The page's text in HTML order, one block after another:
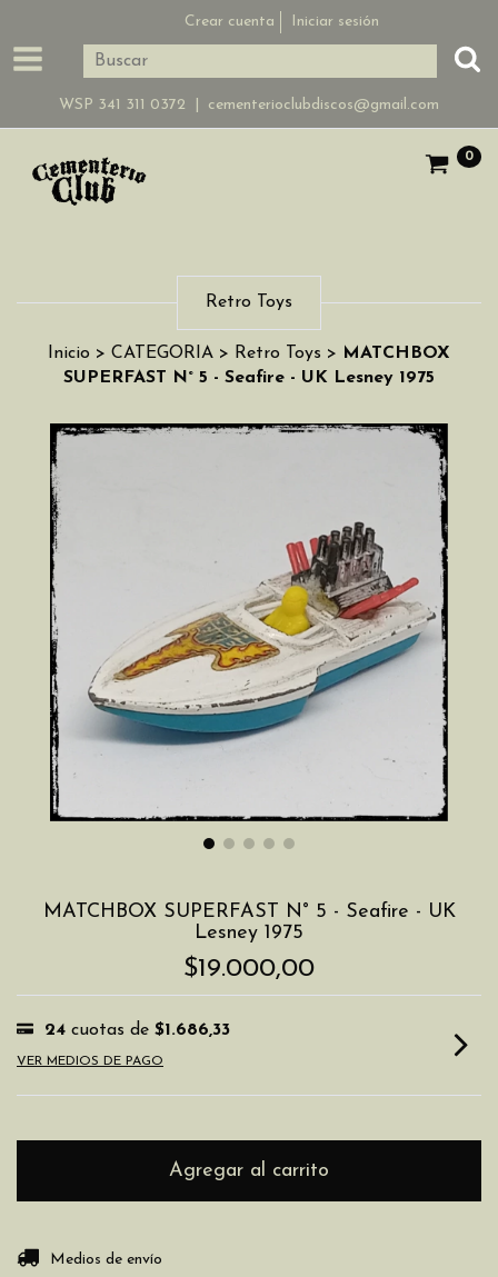
Crear cuenta Iniciar sesión
WSP 341 311 0372 | cementerioclubdiscos@gmail.com
0
Retro Toys
Inicio > CATEGORIA > Retro Toys > MATCHBOX
SUPERFAST N° 5 - Seafire - UK Lesney 1975
MATCHBOX SUPERFAST N° 5 - Seafire - UK
Lesney 1975
$19.000,00
24 cuotas de $1.686,33
VER MEDIOS DE PAGO
Entregas para el CP:
Medios de envío